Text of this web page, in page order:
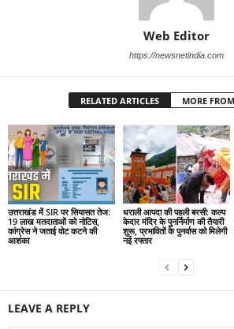
Web Editor
https://newsnetindia.com
RELATED ARTICLES MORE
उत्तराखंड में SIR पर सियासत तेज:
19 लाख मतदाताओं को नोटिस,
कांग्रेस ने जताई वोट कटने की
आशंका
धराली आपदा की पहली बरसी: कल्प
केदार मंदिर के पुनर्निर्माण की तैयारी
शुरू, प्रभावितों के पुनर्वास को मिलेगी
नई रफ्तार
LEAVE A REPLY